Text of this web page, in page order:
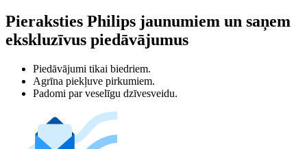
Pieraksties Philips jaunumiem un saņem
ekskluzīvus piedāvājumus
Piedāvājumi tikai biedriem.
Agrīna piekļuve pirkumiem.
Padomi par veselīgu dzīvesveidu.